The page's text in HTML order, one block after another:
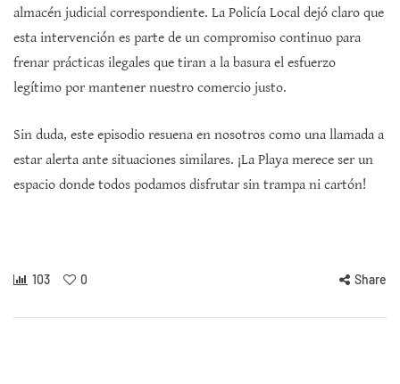
almacén judicial correspondiente. La Policía Local dejó claro que
esta intervención es parte de un compromiso continuo para
frenar prácticas ilegales que tiran a la basura el esfuerzo
legítimo por mantener nuestro comercio justo.
Sin duda, este episodio resuena en nosotros como una llamada a
estar alerta ante situaciones similares. ¡La Playa merece ser un
espacio donde todos podamos disfrutar sin trampa ni cartón!
103 0 Share